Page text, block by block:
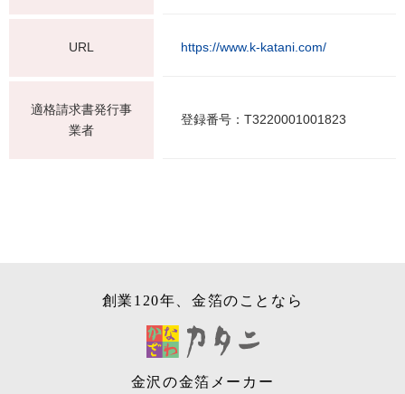
URL https://www.k-katani.com/
適格請求書発行事
業者
登録番号：T3220001001823
創業120年、金箔のことなら
金沢の金箔メーカー